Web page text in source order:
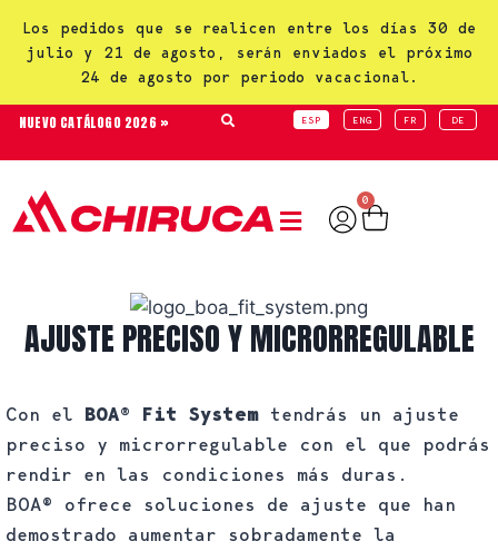
Los pedidos que se realicen entre los días 30 de
julio y 21 de agosto, serán enviados el próximo
24 de agosto por periodo vacacional.
NUEVO CATÁLOGO 2026 » ESP ENG FR DE
0
AJUSTE PRECISO Y MICRORREGULABLE
Con el BOA® Fit System tendrás un ajuste
preciso y microrregulable con el que podrás
rendir en las condiciones más duras.
BOA® ofrece soluciones de ajuste que han
demostrado aumentar sobradamente la